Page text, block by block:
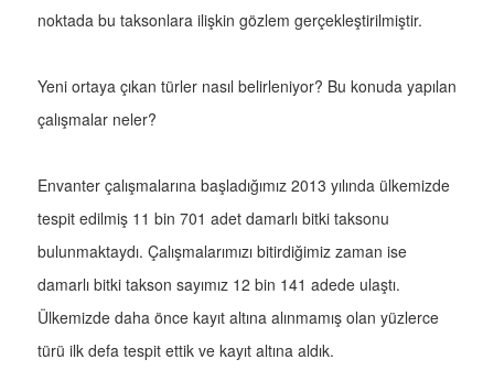
noktada bu taksonlara ilişkin gözlem gerçekleştirilmiştir.
Yeni ortaya çıkan türler nasıl belirleniyor? Bu konuda yapılan
çalışmalar neler?
Envanter çalışmalarına başladığımız 2013 yılında ülkemizde
tespit edilmiş 11 bin 701 adet damarlı bitki taksonu
bulunmaktaydı. Çalışmalarımızı bitirdiğimiz zaman ise
damarlı bitki takson sayımız 12 bin 141 adede ulaştı.
Ülkemizde daha önce kayıt altına alınmamış olan yüzlerce
türü ilk defa tespit ettik ve kayıt altına aldık.